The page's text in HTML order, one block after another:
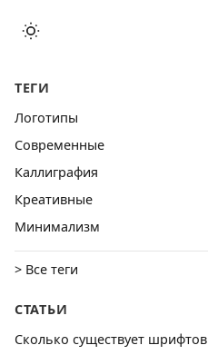
ТЕГИ
Логотипы
Cовременные
Каллиграфия
Креативные
Минимализм
> Все теги
СТАТЬИ
Сколько существует шрифтов